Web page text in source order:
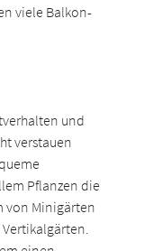
viele Balkon-
und
verstauen
Pflanzen die
von Minigärten